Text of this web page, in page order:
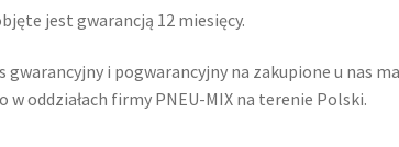
jest gwarancją 12 miesięcy.
gwarancyjny i pogwarancyjny na zakupione u nas
w oddziałach firmy PNEU-MIX na terenie Polski.